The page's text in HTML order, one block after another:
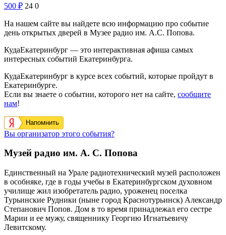
500 ₽ 24 0
На нашем сайте вы найдете всю информацию про событие
день открытых дверей в Музее радио им. А.С. Попова.
КудаЕкатеринбург — это интерактивная афиша самых
интересных событий Екатеринбурга.
КудаЕкатеринбург в курсе всех событий, которые пройдут в
Екатеринбурге.
Если вы знаете о событии, которого нет на сайте, сообщите
нам!
Напомнить
Вы организатор этого события?
Музей радио им. А. С. Попова
Единственный на Урале радиотехнический музей расположен
в особняке, где в годы учебы в Екатеринбургском духовном
училище жил изобретатель радио, уроженец поселка
Турьинские Рудники (ныне город Краснотурьинск) Александр
Степанович Попов. Дом в то время принадлежал его сестре
Марии и ее мужу, священнику Георгию Игнатьевичу
Левитскому.